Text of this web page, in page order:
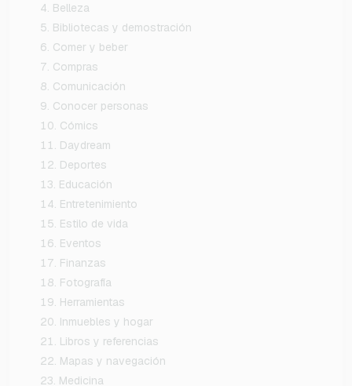
Belleza
Bibliotecas y demostración
Comer y beber
Compras
Comunicación
Conocer personas
Cómics
Daydream
Deportes
Educación
Entretenimiento
Estilo de vida
Eventos
Finanzas
Fotografía
Herramientas
Inmuebles y hogar
Libros y referencias
Mapas y navegación
Medicina